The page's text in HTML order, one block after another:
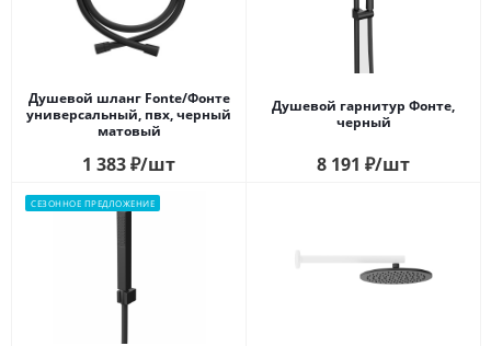
Душевой шланг Fonte/Фонте
универсальный, пвх, черный
матовый
1 383₽/шт
Душевой гарнитур Фонте,
черный
8 191 ₽/шт
СЕЗОННОЕ ПРЕДЛОЖЕНИЕ